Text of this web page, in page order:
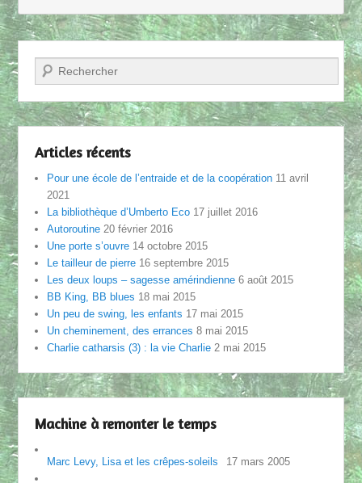
Recherche
Articles récents
Pour une école de l’entraide et de la coopération 11 avril
2021
La bibliothèque d’Umberto Eco 17 juillet 2016
Autoroutine 20 février 2016
Une porte s’ouvre 14 octobre 2015
Le tailleur de pierre 16 septembre 2015
Les deux loups – sagesse amérindienne 6 août 2015
BB King, BB blues 18 mai 2015
Un peu de swing, les enfants 17 mai 2015
Un cheminement, des errances 8 mai 2015
Charlie catharsis (3) : la vie Charlie 2 mai 2015
Machine à remonter le temps
Marc Levy, Lisa et les crêpes-soleils 17 mars 2005